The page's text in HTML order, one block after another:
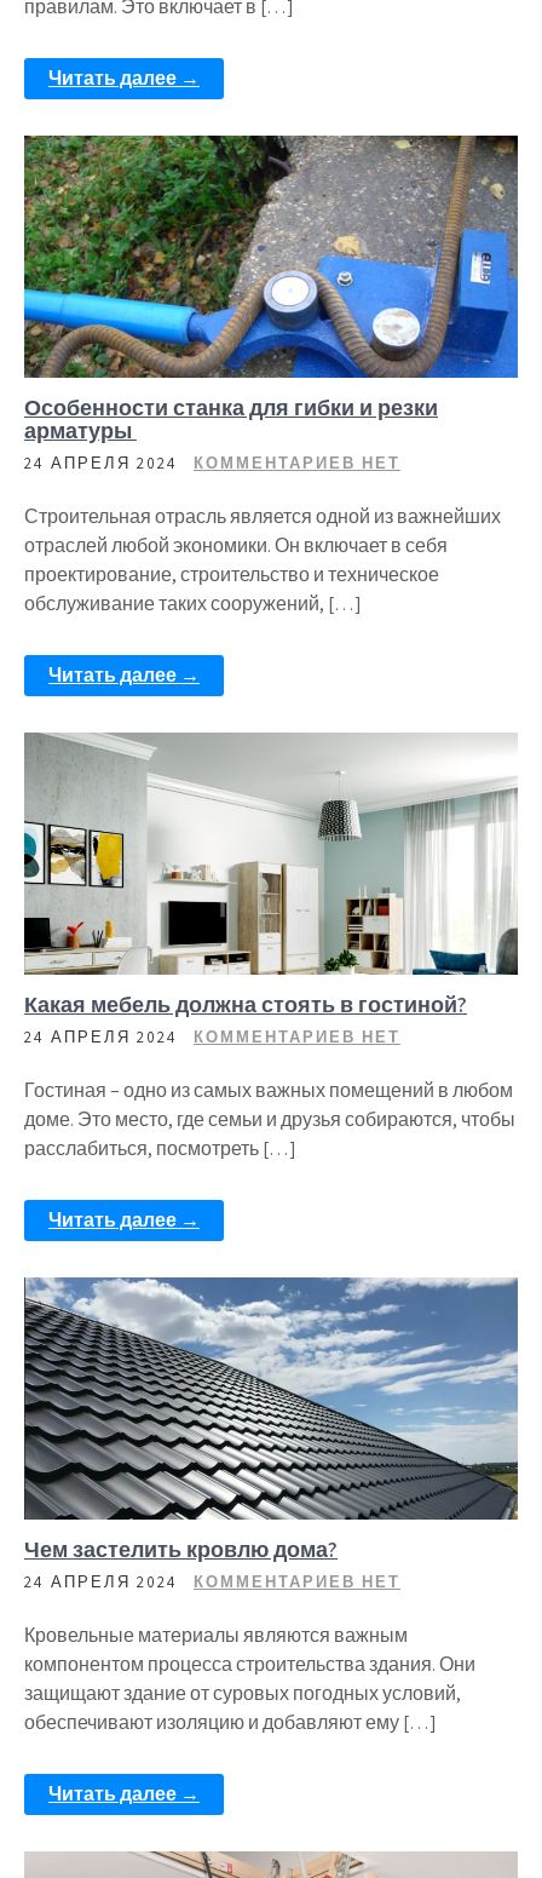
правилам. Это включает в […]
Читать далее →
Особенности станка для гибки и резки
арматуры
24 АПРЕЛЯ 2024 КОММЕНТАРИЕВ НЕТ
Строительная отрасль является одной из важнейших
отраслей любой экономики. Он включает в себя
проектирование, строительство и техническое
обслуживание таких сооружений, […]
Читать далее →
Какая мебель должна стоять в гостиной?
24 АПРЕЛЯ 2024 КОММЕНТАРИЕВ НЕТ
Гостиная – одно из самых важных помещений в любом
доме. Это место, где семьи и друзья собираются, чтобы
расслабиться, посмотреть […]
Читать далее →
Чем застелить кровлю дома?
24 АПРЕЛЯ 2024 КОММЕНТАРИЕВ НЕТ
Кровельные материалы являются важным
компонентом процесса строительства здания. Они
защищают здание от суровых погодных условий,
обеспечивают изоляцию и добавляют ему […]
Читать далее →